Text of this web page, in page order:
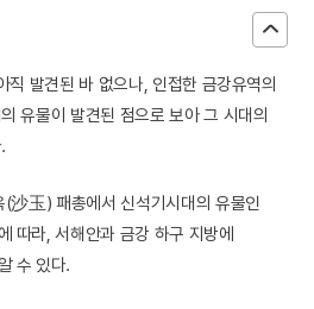
직 발견된 바 없으나, 인접한 금강유역의
유물이 발견된 점으로 보아 그 시대의
(沙玉) 패총에서 신석기시대의 유물인
따라, 서해안과 금강 하구 지방에
수 있다.